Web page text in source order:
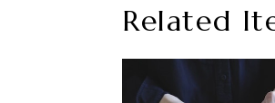
Related